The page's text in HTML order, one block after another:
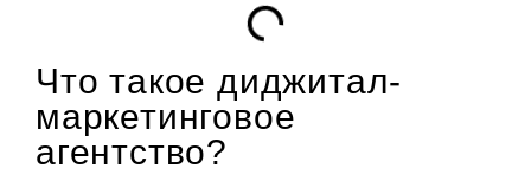
Что такое диджитал-
маркетинговое
агентство?